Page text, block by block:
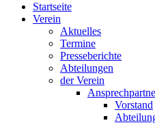
Startseite
Verein
Aktuelles
Termine
Presseberichte
Abteilungen
der Verein
Vorstand